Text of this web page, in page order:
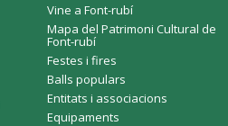
Vine a Font-rubí
Mapa del Patrimoni Cultural de
Font-rubí
Festes i fires
Balls populars
Entitats i associacions
Equipaments